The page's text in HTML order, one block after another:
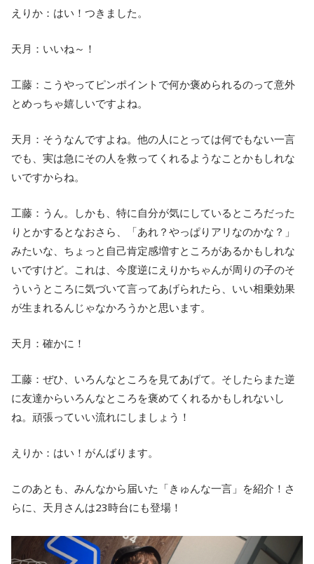
えりか：はい！つきました。
天月：いいね～！
工藤：こうやってピンポイントで何か褒められるのって意外
とめっちゃ嬉しいですよね。
天月：そうなんですよね。他の人にとっては何でもない一言
でも、実は急にその人を救ってくれるようなことかもしれな
いですからね。
工藤：うん。しかも、特に自分が気にしているところだった
りとかするとなおさら、「あれ？やっぱりアリなのかな？」
みたいな、ちょっと自己肯定感増すところがあるかもしれな
いですけど。これは、今度逆にえりかちゃんが周りの子のそ
ういうところに気づいて言ってあげられたら、いい相乗効果
が生まれるんじゃなかろうかと思います。
天月：確かに！
工藤：ぜひ、いろんなところを見てあげて。そしたらまた逆
に友達からいろんなところを褒めてくれるかもしれないし
ね。頑張っていい流れにしましょう！
えりか：はい！がんばります。
このあとも、みんなから届いた「きゅんな一言」を紹介！さ
らに、天月さんは23時台にも登場！